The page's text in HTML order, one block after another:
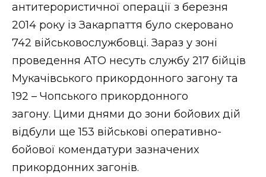
антитерористичної операції з березня
2014 року із Закарпаття було скеровано
742 військовослужбовці. Зараз у зоні
проведення АТО несуть службу 217 бійців
Мукачівського прикордонного загону та
192 – Чопського прикордонного
загону. Цими днями до зони бойових дій
відбули ще 153 військові оперативно-
бойової комендатури зазначених
прикордонних загонів.